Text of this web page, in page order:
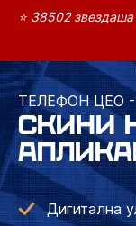
⭐ 38502
ТЕЛЕФОН ЦЕО
СКИНИ
Дигитална